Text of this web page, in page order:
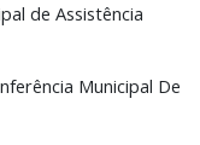
de Assistência
Municipal De